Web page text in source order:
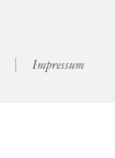
Impressum